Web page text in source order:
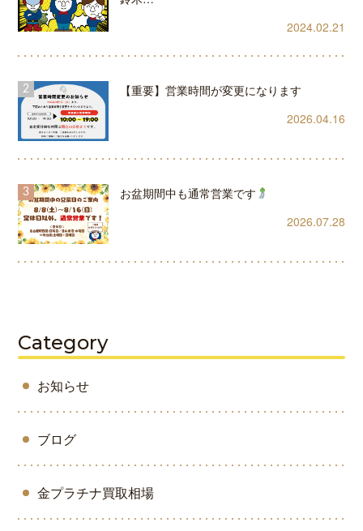
2024.02.21
【重要】営業時間が変更になります
2026.04.16
お盆期間中も通常営業です
2026.07.28
Category
お知らせ
ブログ
金プラチナ買取相場